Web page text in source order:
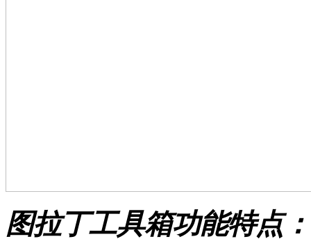
图拉丁工具箱功能特点：